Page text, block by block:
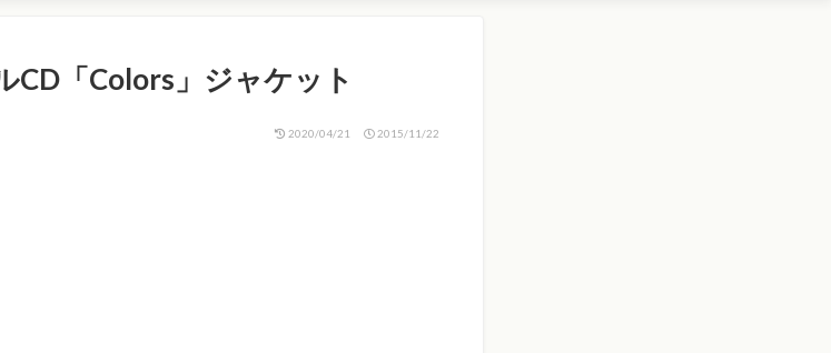
CD「Colors」ジャケット
2020/04/21 2015/11/22